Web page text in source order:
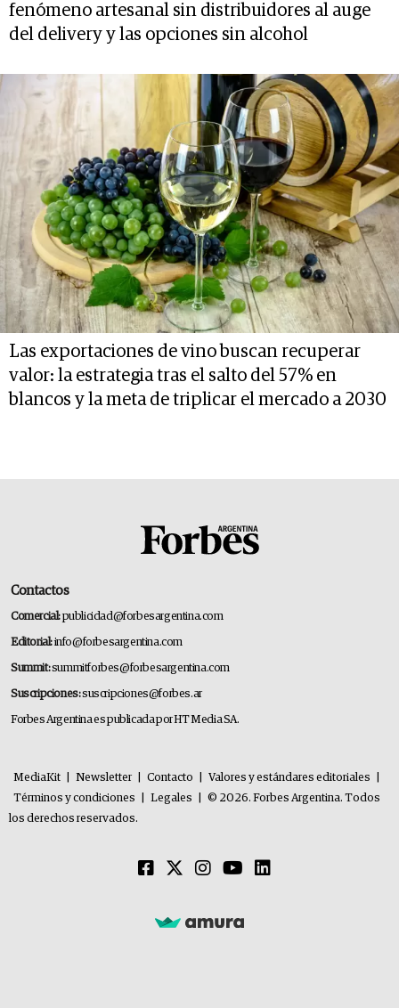
fenómeno artesanal sin distribuidores al auge
del delivery y las opciones sin alcohol
Las exportaciones de vino buscan recuperar
valor: la estrategia tras el salto del 57% en
blancos y la meta de triplicar el mercado a 2030
Contactos
Comercial:publicidad@forbesargentina.com
Editorial:info@forbesargentina.com
Summit:summitforbes@forbesargentina.com
Suscripciones:suscripciones@forbes.ar
Forbes Argentina es publicada por HT Media SA.
MediaKit Newsletter Contacto Valores y estándares editoriales
Términos y condiciones
Legales
© 2026. Forbes Argentina. Todos
los derechos reservados.